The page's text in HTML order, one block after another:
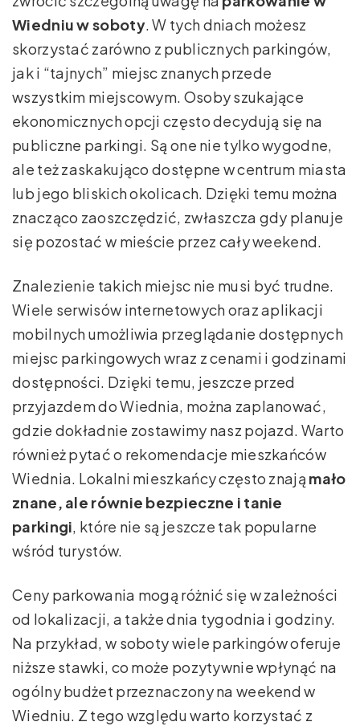
Wiedniu w soboty. W tych dniach możesz
skorzystać zarówno z publicznych parkingów,
jak i “tajnych” miejsc znanych przede
wszystkim miejscowym. Osoby szukające
ekonomicznych opcji często decydują się na
publiczne parkingi. Są one nie tylko wygodne,
ale też zaskakująco dostępne w centrum miasta
lub jego bliskich okolicach. Dzięki temu można
znacząco zaoszczędzić, zwłaszcza gdy planuje
się pozostać w mieście przez cały weekend.
Znalezienie takich miejsc nie musi być trudne.
Wiele serwisów internetowych oraz aplikacji
mobilnych umożliwia przeglądanie dostępnych
miejsc parkingowych wraz z cenami i godzinami
dostępności. Dzięki temu, jeszcze przed
przyjazdem do Wiednia, można zaplanować,
gdzie dokładnie zostawimy nasz pojazd. Warto
również pytać o rekomendacje mieszkańców
Wiednia. Lokalni mieszkańcy często znają mało
znane, ale równie bezpieczne i tanie
parkingi, które nie są jeszcze tak popularne
wśród turystów.
Ceny parkowania mogą różnić się w zależności
od lokalizacji, a także dnia tygodnia i godziny.
Na przykład, w soboty wiele parkingów oferuje
niższe stawki, co może pozytywnie wpłynąć na
ogólny budżet przeznaczony na weekend w
Wiedniu. Z tego względu warto korzystać z